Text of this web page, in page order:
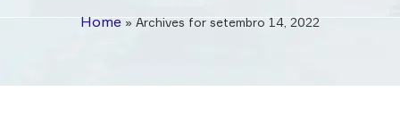
Home»Archives for setembro 14, 2022